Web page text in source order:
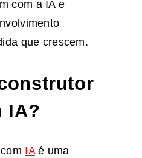
com a IA e
que crescem.
IA?
IAé uma